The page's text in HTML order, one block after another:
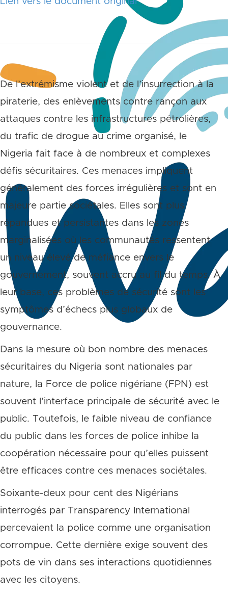
De l’extrémisme violent et de l’insurrection à la
piraterie, des enlèvements contre rançon aux
attaques contre les infrastructures pétrolières,
du trafic de drogue au crime organisé, le
Nigeria fait face à de nombreux et complexes
défis sécuritaires. Ces menaces impliquent
généralement des forces irrégulières et sont en
majeure partie sociétales. Elles sont plus
répandues et persistantes dans les zones
marginalisées où les communautés ressentent
un niveau élevé de méfiance envers le
gouvernement, souvent accru au fil du temps. À
leur base, ces problèmes de sécurité sont les
symptômes d’échecs plus globaux de
gouvernance.
Dans la mesure où bon nombre des menaces
sécuritaires du Nigeria sont nationales par
nature, la Force de police nigériane (FPN) est
souvent l’interface principale de sécurité avec le
public. Toutefois, le faible niveau de confiance
du public dans les forces de police inhibe la
coopération nécessaire pour qu’elles puissent
être efficaces contre ces menaces sociétales.
Soixante-deux pour cent des Nigérians
interrogés par Transparency International
percevaient la police comme une organisation
corrompue. Cette dernière exige souvent des
pots de vin dans ses interactions quotidiennes
avec les citoyens.